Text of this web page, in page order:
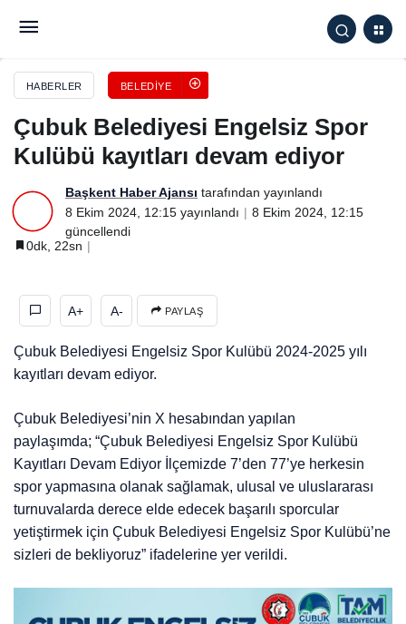
HABERLER BELEDIYE
Çubuk Belediyesi Engelsiz Spor
Kulübü kayıtları devam ediyor
Başkent Haber Ajansı tarafından yayınlandı
8 Ekim 2024, 12:15 yayınlandı
8 Ekim 2024, 12:15
güncellendi
0dk, 22sn
A+ A- PAYLAŞ
Çubuk Belediyesi Engelsiz Spor Kulübü 2024-2025 yılı
kayıtları devam ediyor.
Çubuk Belediyesi’nin X hesabından yapılan
paylaşımda; “Çubuk Belediyesi Engelsiz Spor Kulübü
Kayıtları Devam Ediyor İlçemizde 7’den 77’ye herkesin
spor yapmasına olanak sağlamak, ulusal ve uluslararası
turnuvalarda derece elde edecek başarılı sporcular
yetiştirmek için Çubuk Belediyesi Engelsiz Spor Kulübü’ne
sizleri de bekliyoruz” ifadelerine yer verildi.
Çubuk Belediyesi Engelsiz Spor Kulübü kayıtları
devam ediyor